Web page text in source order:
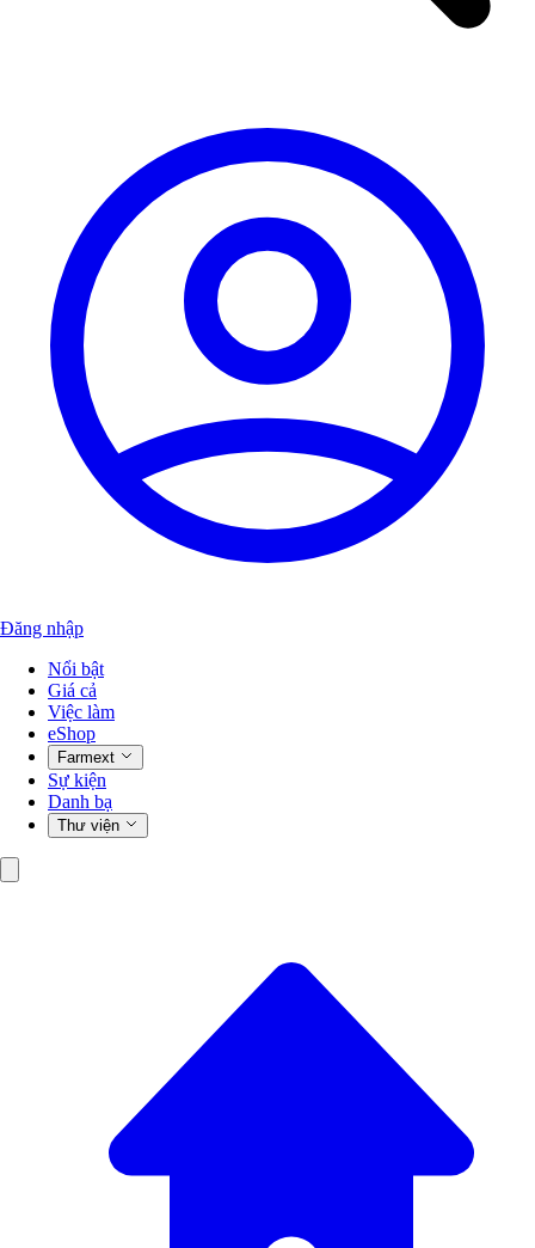
Đăng nhập
Nổi bật
Giá cả
Việc làm
eShop
Farmext
Sự kiện
Danh bạ
Thư viện